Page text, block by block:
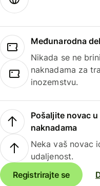
Međunarodna
Nikada se ne
naknadama za
inozemstvu.
Pošaljite novac
naknadama
Neka vaš novac
udaljenost.
Registrirajte se